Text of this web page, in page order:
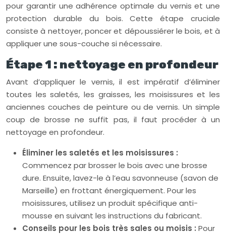
pour garantir une adhérence optimale du vernis et une
protection durable du bois. Cette étape cruciale
consiste à nettoyer, poncer et dépoussiérer le bois, et à
appliquer une sous-couche si nécessaire.
Étape 1 : nettoyage en profondeur
Avant d’appliquer le vernis, il est impératif d’éliminer
toutes les saletés, les graisses, les moisissures et les
anciennes couches de peinture ou de vernis. Un simple
coup de brosse ne suffit pas, il faut procéder à un
nettoyage en profondeur.
Éliminer les saletés et les moisissures :
Commencez par brosser le bois avec une brosse
dure. Ensuite, lavez-le à l’eau savonneuse (savon de
Marseille) en frottant énergiquement. Pour les
moisissures, utilisez un produit spécifique anti-
mousse en suivant les instructions du fabricant.
Conseils pour les bois très sales ou moisis : Pour